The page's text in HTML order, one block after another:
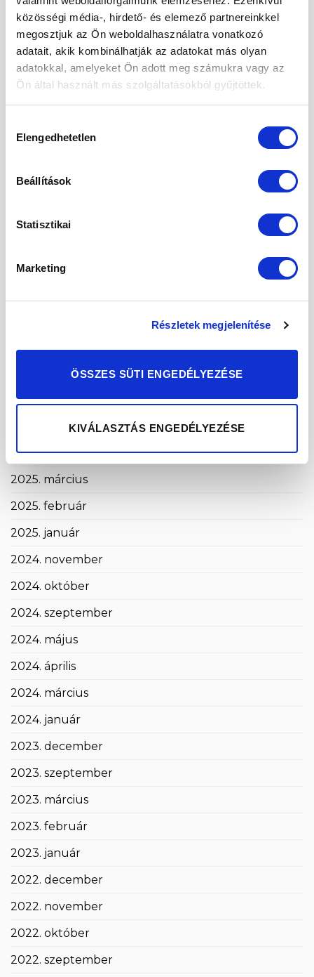
közösségi média-, hirdető- és elemező partnereinkkel
megosztjuk az Ön weboldalhasználatra vonatkozó
adatait, akik kombinálhatják az adatokat más olyan
adatokkal, amelyeket Ön adott meg számukra vagy az
Ön által használt más szolgáltatásokból gyűjtöttek.
kiválasztása
Elengedhetetlen
Beállítások
Statisztikai
Marketing
Részletek megjelenítése
ÖSSZES SÜTI ENGEDÉLYEZÉSE
KIVÁLASZTÁS ENGEDÉLYEZÉSE
ARCHÍVUM
2026. augusztus
2026. július
2026. június
2026. április
2026. január
2025. szeptember
2025. augusztus
2025. május
2025. április
2025. március
2025. február
2025. január
2024. november
2024. október
2024. szeptember
2024. május
2024. április
2024. március
2024. január
2023. december
2023. szeptember
2023. március
2023. február
2023. január
2022. december
2022. november
2022. október
2022. szeptember